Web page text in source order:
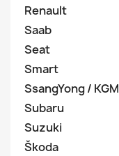
Renault
Saab
Seat
Smart
SsangYong / KGM
Subaru
Suzuki
Škoda